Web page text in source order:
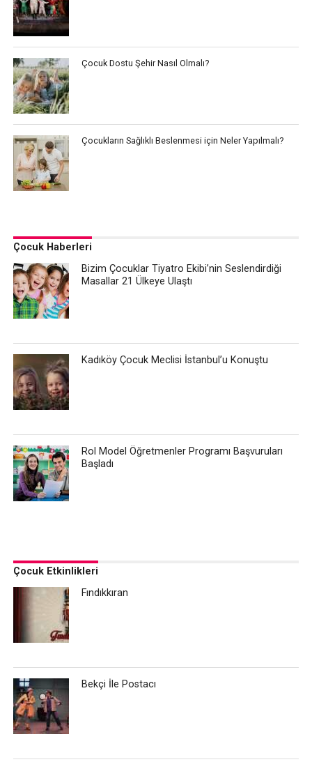
Çocuk Dostu Şehir Nasıl Olmalı?
Çocukların Sağlıklı Beslenmesi için Neler Yapılmalı?
Çocuk Haberleri
Bizim Çocuklar Tiyatro Ekibi’nin Seslendirdiği
Masallar 21 Ülkeye Ulaştı
Kadıköy Çocuk Meclisi İstanbul’u Konuştu
Rol Model Öğretmenler Programı Başvuruları
Başladı
Çocuk Etkinlikleri
Fındıkkıran
Bekçi İle Postacı